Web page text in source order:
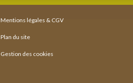
Mentions légales & CGV
Plan du site
Gestion des cookies